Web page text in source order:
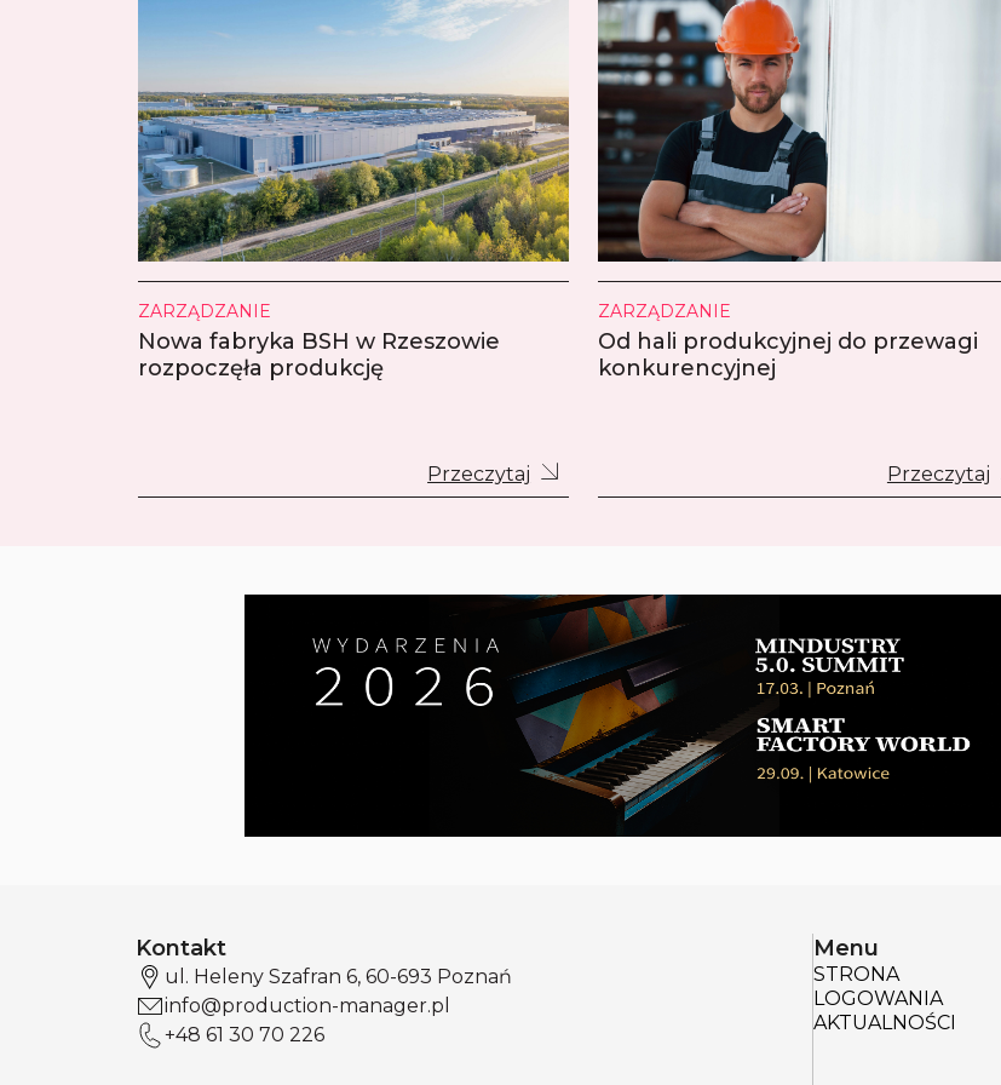
ZARZĄDZANIE
Nowa fabryka BSH w Rzeszowie
rozpoczęła produkcję
Przeczytaj
ZARZĄDZANIE
Od hali produkcyjnej do przewagi
konkurencyjnej
Przeczytaj
Kontakt
ul. Heleny Szafran 6, 60-693 Poznań
info@production-manager.pl
+48 61 30 70 226
Menu
STRONA
LOGOWANIA
AKTUALNOŚCI